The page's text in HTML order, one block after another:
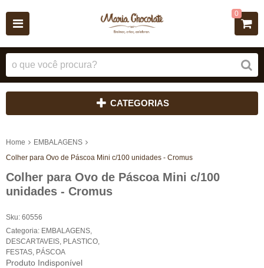
0
CATEGORIAS
Home
EMBALAGENS
Colher para Ovo de Páscoa Mini c/100 unidades - Cromus
Colher para Ovo de Páscoa Mini c/100
unidades - Cromus
Sku: 60556
Categoria: EMBALAGENS
DESCARTAVEIS PLASTICO
FESTAS PÁSCOA
Produto Indisponível